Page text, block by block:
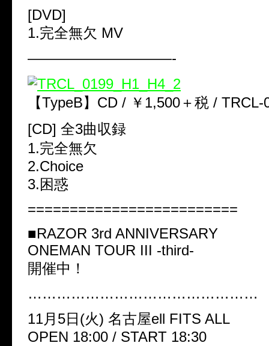
[DVD]
1.完全無欠 MV
——————————-
【TypeB】CD / ￥1,500＋税 / TRCL-
[CD] 全3曲収録
1.完全無欠
2.Choice
3.困惑
=========================
■RAZOR 3rd ANNIVERSARY
ONEMAN TOUR III -third-
開催中！
…………………………………………
11月5日(火) 名古屋ell FITS ALL
OPEN 18:00 / START 18:30